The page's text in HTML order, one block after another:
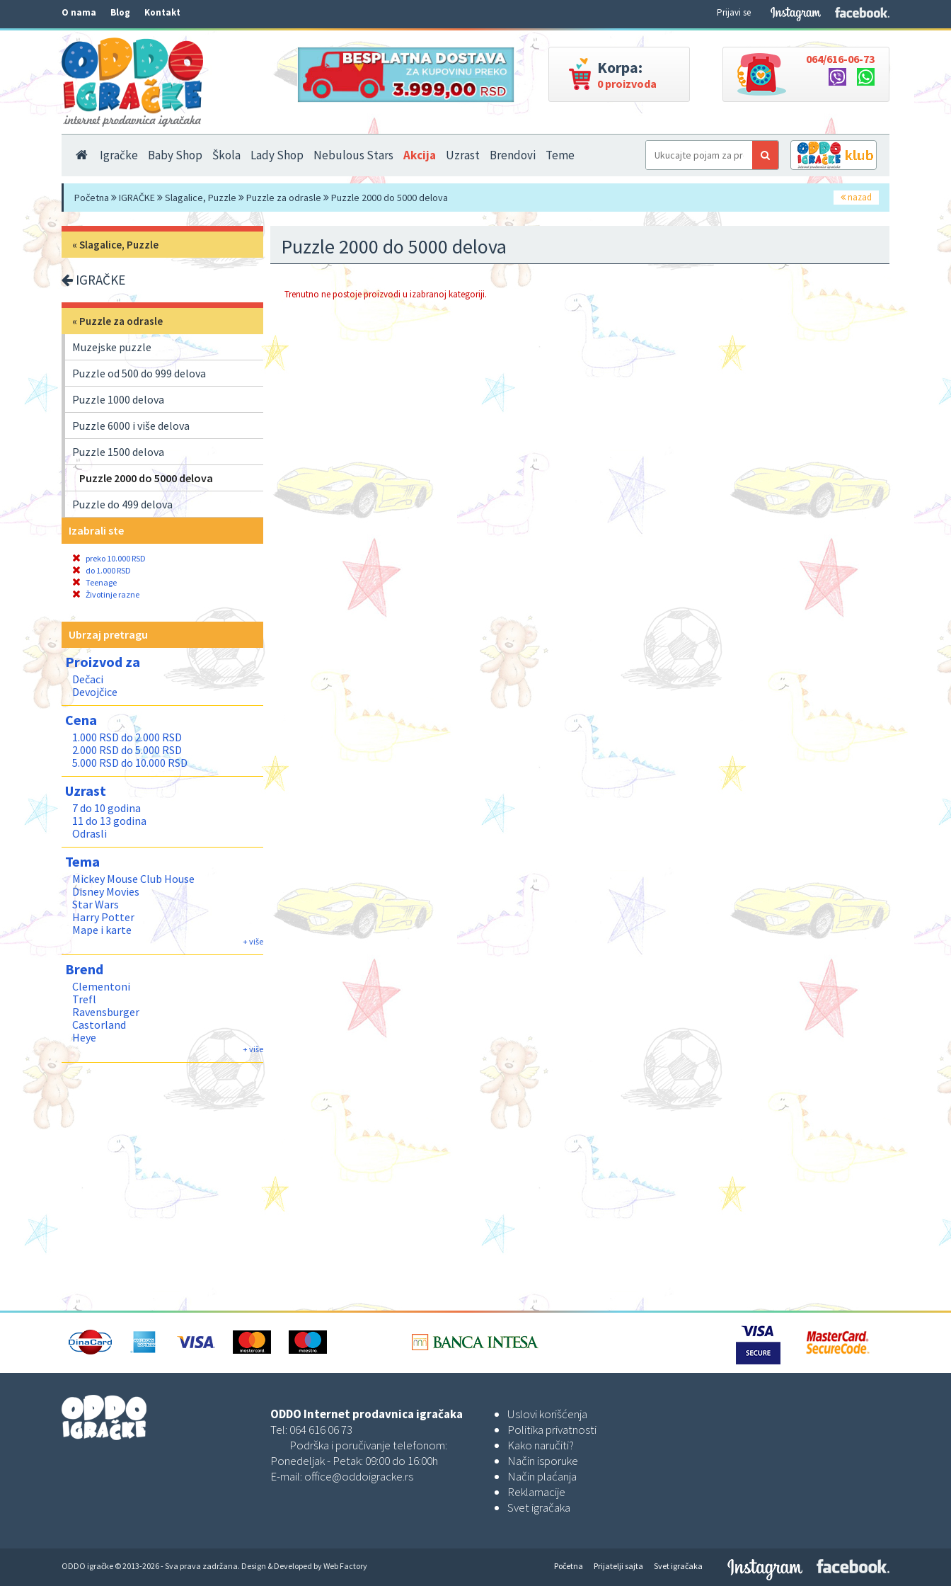
O nama Blog Kontakt Prijavi se
Korpa:
0 proizvoda
064/616-06-73
Igračke Baby Shop Škola Lady Shop Nebulous Stars Akcija Uzrast Brendovi Teme
Početna IGRAČKE Slagalice, Puzzle Puzzle za odrasle Puzzle 2000 do 5000 delova nazad
« Slagalice, Puzzle
IGRAČKE
« Puzzle za odrasle
Muzejske puzzle
Puzzle od 500 do 999 delova
Puzzle 1000 delova
Puzzle 6000 i više delova
Puzzle 1500 delova
Puzzle 2000 do 5000 delova
Puzzle do 499 delova
Izabrali ste
preko 10.000 RSD
do 1.000 RSD
Teenage
Životinje razne
Ubrzaj pretragu
Proizvod za
Dečaci
Devojčice
Cena
1.000 RSD do 2.000 RSD
2.000 RSD do 5.000 RSD
5.000 RSD do 10.000 RSD
Uzrast
7 do 10 godina
11 do 13 godina
Odrasli
Tema
Mickey Mouse Club House
Disney Movies
Star Wars
Harry Potter
Mape i karte
Fantastika
Gradovi i Gradjevine
Priroda i Pejzaži
+ više
Brend
Clementoni
Trefl
Ravensburger
Castorland
Heye
Bluebird puzzle
+ više
Puzzle 2000 do 5000 delova
Trenutno ne postoje proizvodi u izabranoj kategoriji.
ODDO Internet prodavnica igračaka
Tel: 064 616 06 73
Podrška i poručivanje telefonom:
Ponedeljak - Petak: 09:00 do 16:00h
E-mail: office@oddoigracke.rs
Uslovi korišćenja
Politika privatnosti
Kako naručiti?
Način isporuke
Način plaćanja
Reklamacije
Svet igračaka
ODDO igračke © 2013-2026 - Sva prava zadržana. Design & Developed byWeb Factory Početna Prijatelji sajta Svet igračaka